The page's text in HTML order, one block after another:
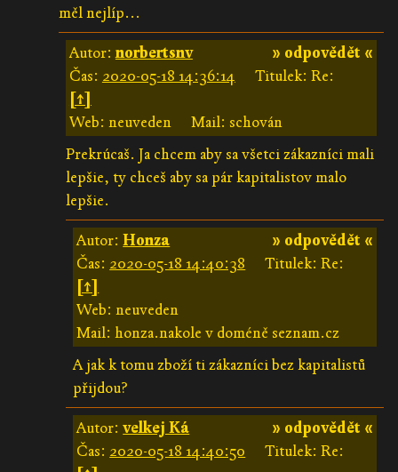
měl nejlíp...
» odpovědět «
Autor:norbertsnv
Čas: 2020-05-18 14:36:14
Titulek: Re:
[↑]
Web: neuveden
Mail: schován
Prekrúcaš. Ja chcem aby sa všetci zákazníci mali
lepšie, ty chceš aby sa pár kapitalistov malo
lepšie.
» odpovědět «
Autor:Honza
Čas: 2020-05-18 14:40:38
Titulek: Re:
[↑]
Web: neuveden
Mail: honza.nakole v doméně seznam.cz
A jak k tomu zboží ti zákazníci bez kapitalistů
přijdou?
» odpovědět «
Autor:velkej Ká
Čas: 2020-05-18 14:40:50
Titulek: Re: